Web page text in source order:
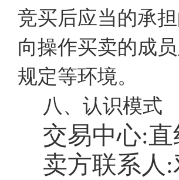
竞买后应当的承
向操作买卖的成
规定等环境。
八、认识模式
交易中心:
卖方联系人